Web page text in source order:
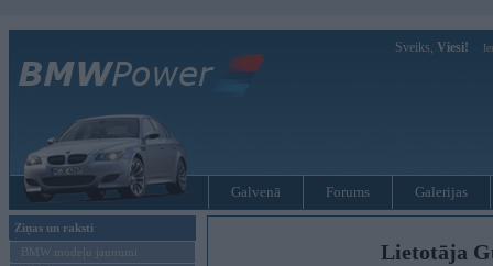
Sveiks, Viesi!
Galvenā Forums Galerijas
Ziņas un raksti
BMW modeļu jaunumi
Lietotāja